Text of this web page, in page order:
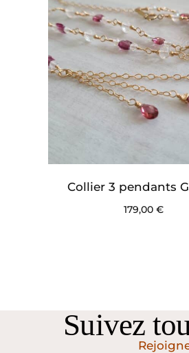
Collier 3 pendants
179,00€
Suivez